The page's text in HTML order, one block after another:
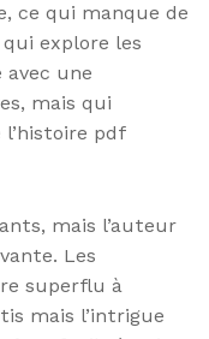
ce qui manque de
explore les
avec une
mais qui
pdf
mais l’auteur
Les
superflu à
mais l’intrigue